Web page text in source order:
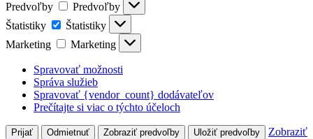
Predvoľby
Predvoľby
Štatistiky
Štatistiky
Marketing
Marketing
Spravovať možnosti
Správa služieb
Spravovať {vendor_count} dodávateľov
Prečítajte si viac o týchto účeloch
Prijať Odmietnuť Zobraziť predvoľby Uložiť predvoľby
Zobraziť